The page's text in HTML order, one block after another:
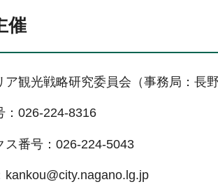
催
ア観光戦略研究委員会（事務局：長
：026-224-8316
ス番号：026-224-5043
kankou@city.nagano.lg.jp